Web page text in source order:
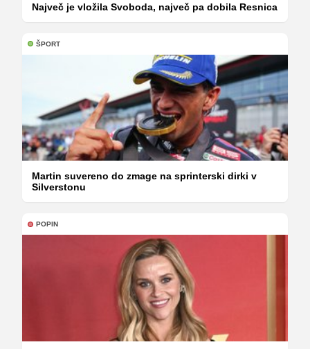
Največ je vložila Svoboda, največ pa dobila Resnica
ŠPORT
Martin suvereno do zmage na sprinterski dirki v
Silverstonu
POPIN